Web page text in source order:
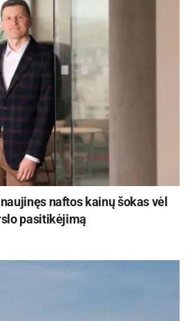
naftos kainų šokas vėl
pasitikėjimą